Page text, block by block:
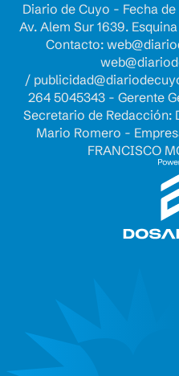
Diario de Cuyo - Fecha
Av. Alem Sur 1639.
Contacto:
/
264 5045343 - Gerente
Secretario de Redacción:
Mario Romero -
FRANCISCO